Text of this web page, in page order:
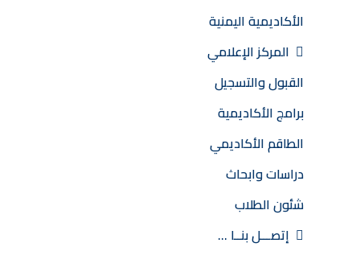
الأكاديمية اليمنية
المركز الإعلامي
القبول والتسجيل
برامج الأكاديمية
الطاقم الأكاديمي
دراسات وابحاث
شئون الطلاب
إتصـــل بنــا …